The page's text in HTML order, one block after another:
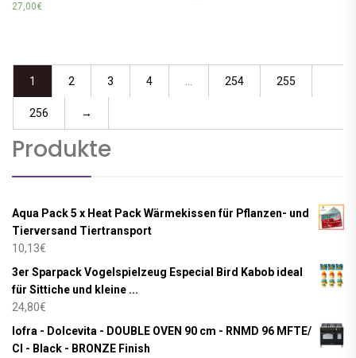
27,00€
1 2 3 4 254 255
256 →
Produkte
Aqua Pack 5 x Heat Pack Wärmekissen für Pflanzen- und
Tierversand Tiertransport
10,13€
3er Sparpack Vogelspielzeug Especial Bird Kabob ideal
für Sittiche und kleine ...
24,80€
lofra - Dolcevita - DOUBLE OVEN 90 cm - RNMD 96 MFTE/
CI - Black - BRONZE Finish